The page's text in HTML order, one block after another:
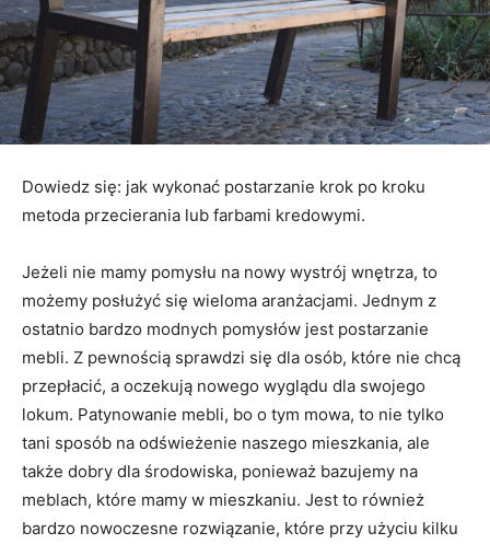
Dowiedz się: jak wykonać postarzanie krok po kroku
metoda przecierania lub farbami kredowymi.
Jeżeli nie mamy pomysłu na nowy wystrój wnętrza, to
możemy posłużyć się wieloma aranżacjami. Jednym z
ostatnio bardzo modnych pomysłów jest postarzanie
mebli. Z pewnością sprawdzi się dla osób, które nie chcą
przepłacić, a oczekują nowego wyglądu dla swojego
lokum. Patynowanie mebli, bo o tym mowa, to nie tylko
tani sposób na odświeżenie naszego mieszkania, ale
także dobry dla środowiska, ponieważ bazujemy na
meblach, które mamy w mieszkaniu. Jest to również
bardzo nowoczesne rozwiązanie, które przy użyciu kilku